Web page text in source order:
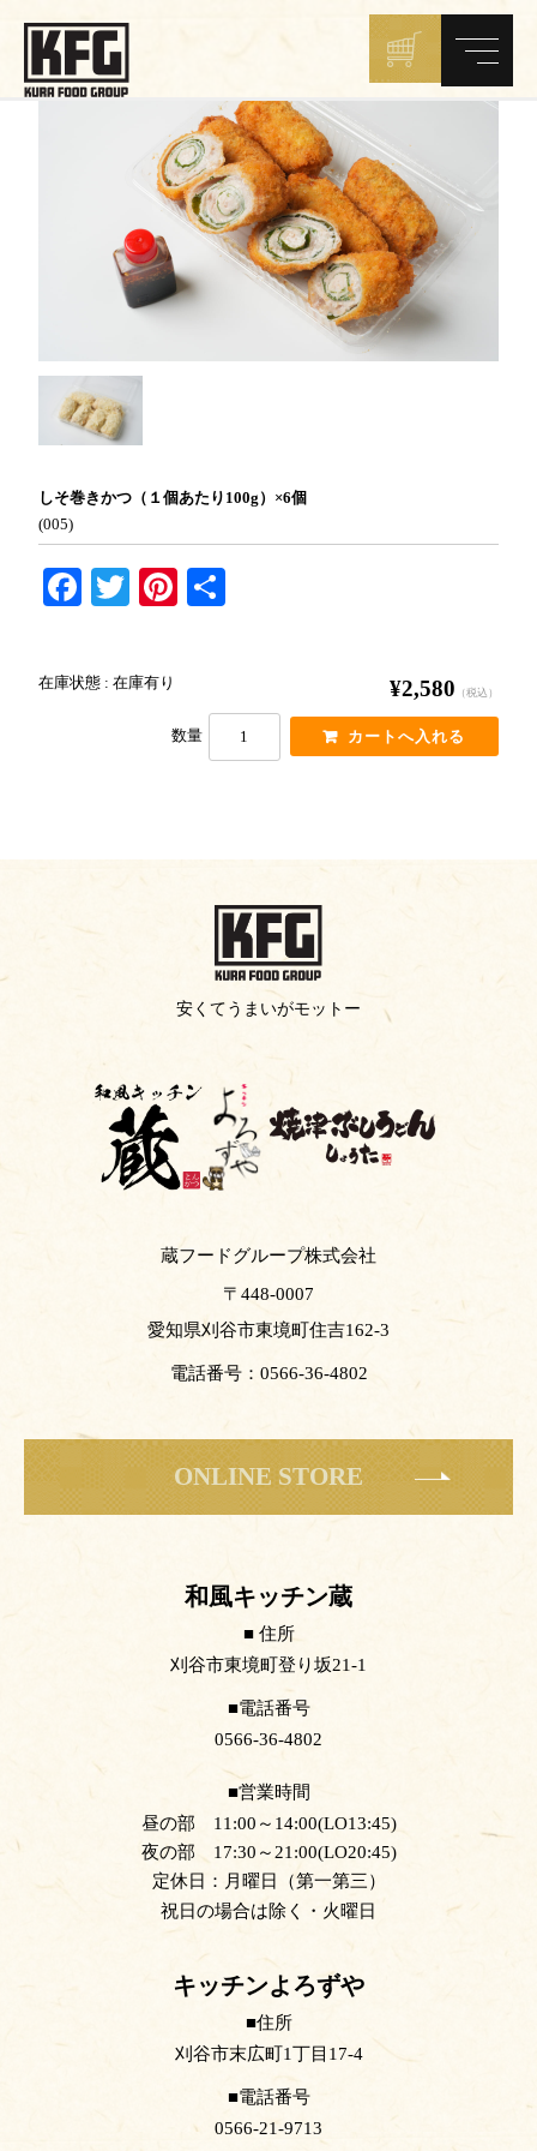
しそ巻きかつ（１個あたり100g）×6個
(005)
Fa
bo
ok
T
tte
r
Pi
t
共
在庫状態 : 在庫有り ¥2,580 （税込）
数量
安くてうまいがモットー
蔵フードグループ株式会社
〒448-0007
愛知県刈谷市東境町住吉162-3
電話番号：0566-36-4802
ONLINE STORE
和風キッチン蔵
住所
刈谷市東境町登り坂21-1
電話番号
0566-36-4802
営業時間
昼の部 11:00～14:00(LO13:45)
夜の部 17:30～21:00(LO20:45)
定休日：月曜日（第一第三）
祝日の場合は除く・火曜日
キッチンよろずや
住所
刈谷市末広町1丁目17-4
電話番号
0566-21-9713